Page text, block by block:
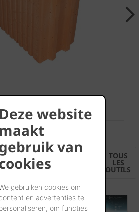
Deze website
maakt
gebruik van
cookies
gebruiken cookies om
en advertenties te
personaliseren, om functies
TOUS
LES
OUTILS